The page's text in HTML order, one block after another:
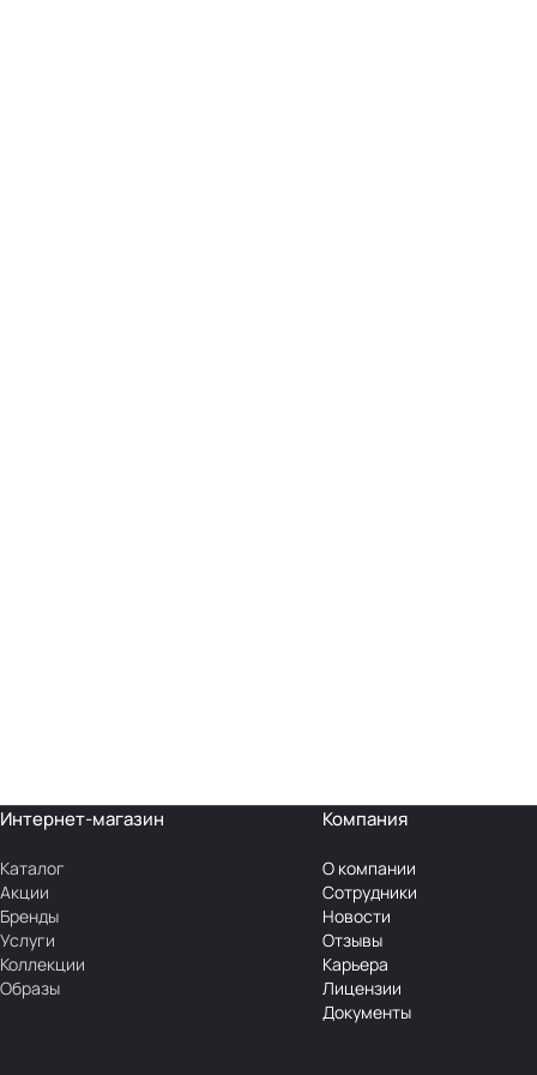
Интернет-магазин
Каталог
Акции
Бренды
Услуги
Коллекции
Образы
Компания
О компании
Сотрудники
Новости
Отзывы
Карьера
Лицензии
Документы